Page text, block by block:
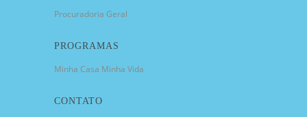
Procuradoria Geral
PROGRAMAS
Minha Casa Minha Vida
CONTATO